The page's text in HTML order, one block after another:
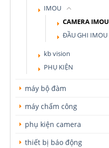
IMOU
CAMERA IMOU
ĐẦU GHI IMOU
kb vision
PHỤ KIỆN
máy bộ đàm
máy chấm công
phụ kiện camera
thiết bị báo động